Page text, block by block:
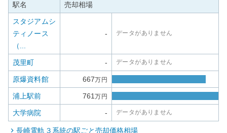
駅名 売却相場
スタジアムシ
ティノース
（...
- データがありません
茂里町 - データがありません
原爆資料館 667万円
浦上駅前 761万円
大学病院 - データがありません
長崎電軌３系統の駅ごと売却価格相場